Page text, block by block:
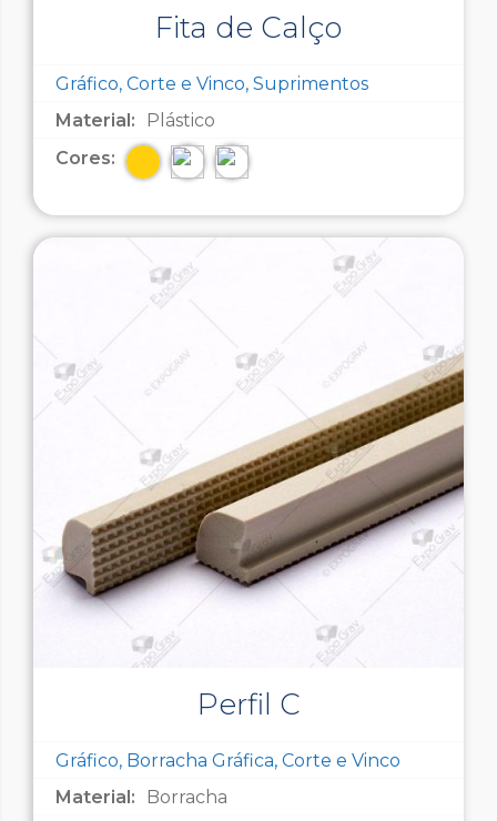
Fita de Calço
Gráfico, Corte e Vinco, Suprimentos
Material:
Plástico
Cores:
Perfil C
Gráfico, Borracha Gráfica, Corte e Vinco
Material:
Borracha